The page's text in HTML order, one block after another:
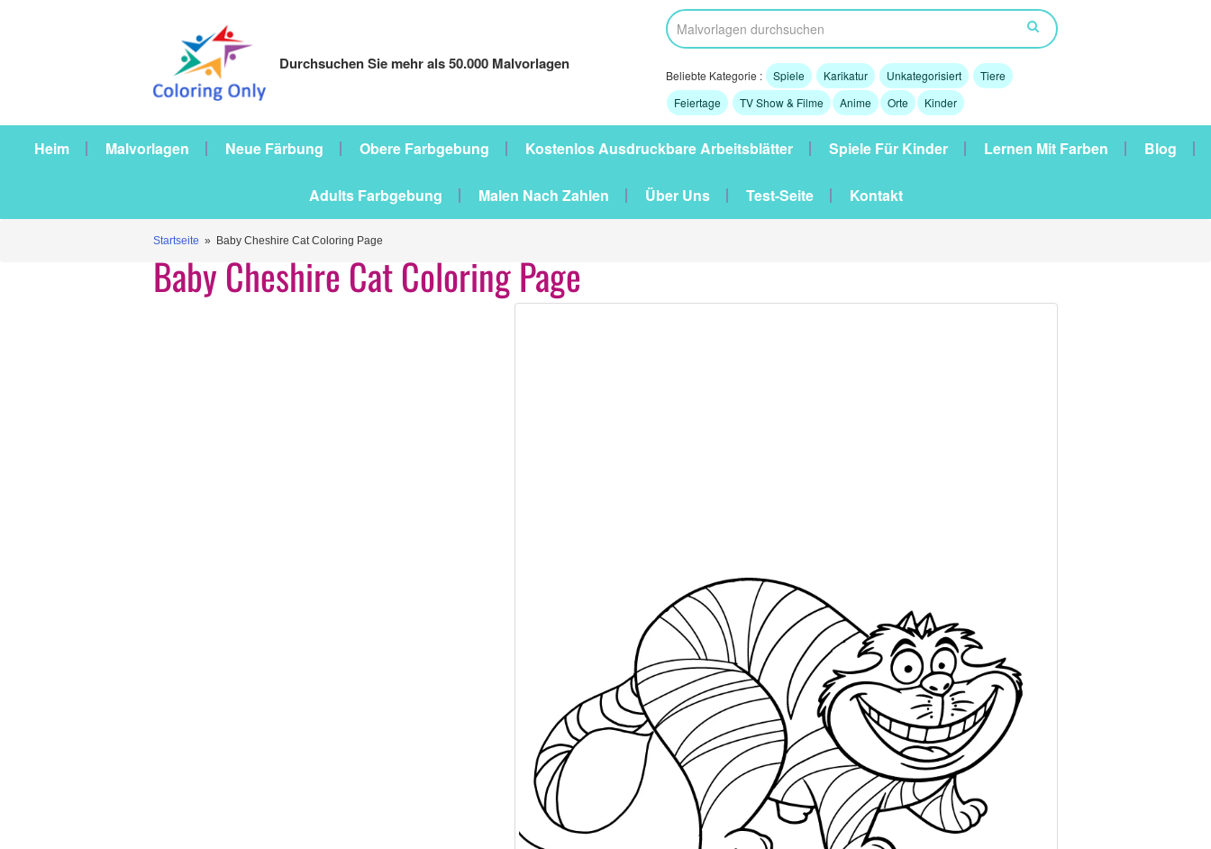
Durchsuchen Sie mehr als 50.000 Malvorlagen
Beliebte Kategorie : Spiele Karikatur Unkategorisiert
Tiere
Feiertage
TV Show & Filme Anime Orte Kinder
Heim Malvorlagen Neue Färbung Obere Farbgebung Kostenlos Ausdruckbare Arbeitsblätter Spiele Für Kinder Lernen Mit Farben Blog
Adults Farbgebung Malen Nach Zahlen Über Uns Test-Seite Kontakt
Startseite » Baby Cheshire Cat Coloring Page
Baby Cheshire Cat Coloring Page